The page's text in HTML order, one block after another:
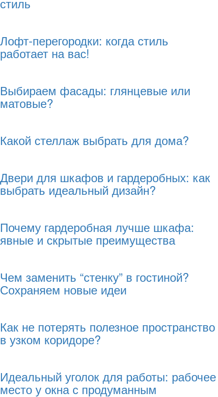
Лофт-перегородки: когда стиль
работает на вас!
Выбираем фасады: глянцевые или
матовые?
Какой стеллаж выбрать для дома?
Двери для шкафов и гардеробных: как
выбрать идеальный дизайн?
Почему гардеробная лучше шкафа:
явные и скрытые преимущества
Чем заменить “стенку” в гостиной?
Сохраняем новые идеи
Как не потерять полезное пространство
в узком коридоре?
Идеальный уголок для работы: рабочее
место у окна с продуманным